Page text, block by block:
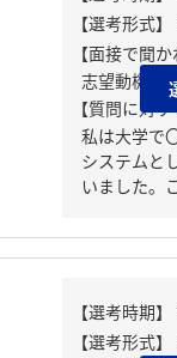
【面接で聞
志望動機に
【質問に対
私は大学で
システムと
いました。